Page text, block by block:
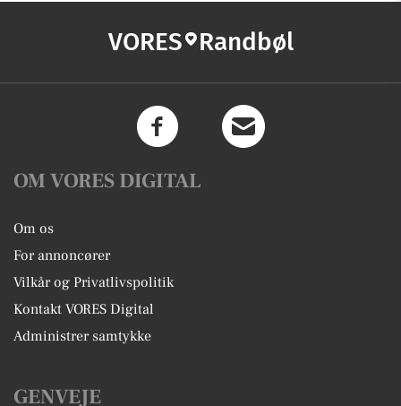
VORES Randbøl
OM VORES DIGITAL
Om os
For annoncører
Vilkår og Privatlivspolitik
Kontakt VORES Digital
Administrer samtykke
GENVEJE